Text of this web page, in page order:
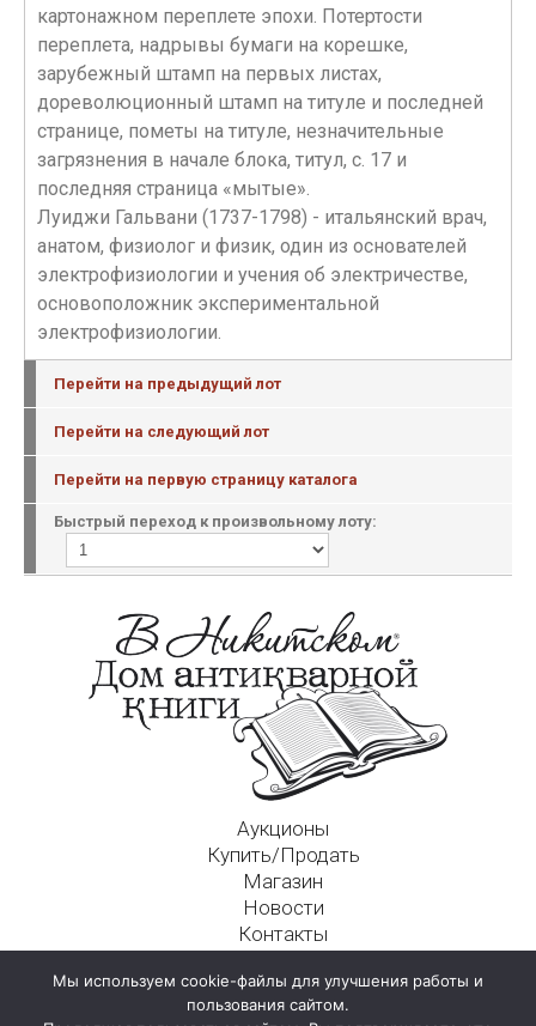
картонажном переплете эпохи. Потертости
переплета, надрывы бумаги на корешке,
зарубежный штамп на первых листах,
дореволюционный штамп на титуле и последней
странице, пометы на титуле, незначительные
загрязнения в начале блока, титул, с. 17 и
последняя страница «мытые».
Луиджи Гальвани (1737-1798) - итальянский врач,
анатом, физиолог и физик, один из основателей
электрофизиологии и учения об электричестве,
основоположник экспериментальной
электрофизиологии.
Перейти на предыдущий лот
Перейти на следующий лот
Перейти на первую страницу каталога
Быстрый переход к произвольному лоту:
Аукционы
Купить/Продать
Магазин
Новости
Контакты
125009, г. Москва, Никитский пер., д. 4а, стр. 1
Мы используем cookie-файлы для улучшения работы и
пользования сайтом.